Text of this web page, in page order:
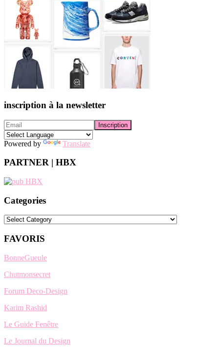
inscription à la newsletter
Powered by Translate
PARTNER | HBX
Categories
Categories
FAVORIS
BonneGueule
Chutmonsecret
Forum Deco-Design
Karim Rashid
Le Guide Fenêtre
Le Journal du Design